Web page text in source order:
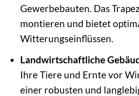
Gewerbebauten. Das
montieren und bietet
Witterungseinflüssen.
Landwirtschaftliche
Ihre Tiere und Ernte vor
einer robusten und